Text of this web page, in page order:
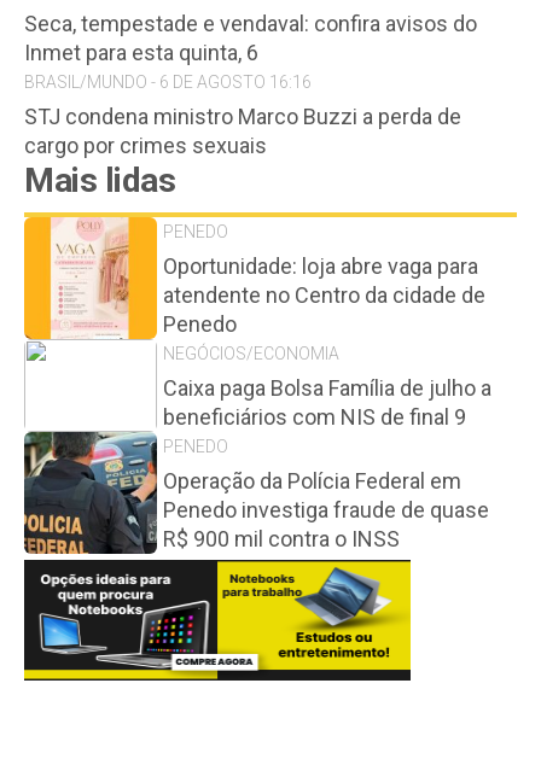
Seca, tempestade e vendaval: confira avisos do
Inmet para esta quinta, 6
BRASIL/MUNDO - 6 DE AGOSTO 16:16
STJ condena ministro Marco Buzzi a perda de
cargo por crimes sexuais
Mais lidas
PENEDO
Oportunidade: loja abre vaga para
atendente no Centro da cidade de
Penedo
NEGÓCIOS/ECONOMIA
Caixa paga Bolsa Família de julho a
beneficiários com NIS de final 9
PENEDO
Operação da Polícia Federal em
Penedo investiga fraude de quase
R$ 900 mil contra o INSS